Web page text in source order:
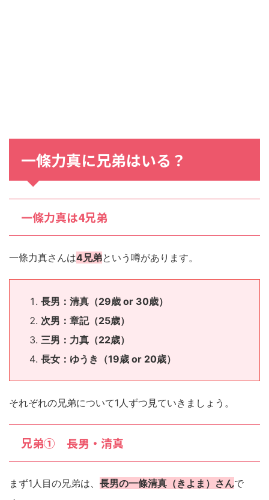
一條力真に兄弟はいる？
一條力真は4兄弟
一條力真さんは4兄弟という噂があります。
長男：清真（29歳 or 30歳）
次男：章記（25歳）
三男：力真（22歳）
長女：ゆうき（19歳 or 20歳）
それぞれの兄弟について1人ずつ見ていきましょう。
兄弟① 長男・清真
まず1人目の兄弟は、 長男の一條清真（きよま）さんで